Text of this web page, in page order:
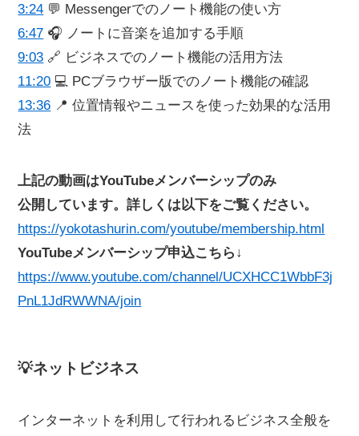
3:24 💬 Messengerでのノート機能の使い方
6:47 🎧 ノートに音楽を追加する手順
9:03 🔗 ビジネスでのノート機能の活用方法
11:20 💻 PCブラウザー版でのノート機能の確認
13:36 📍 位置情報やニュースを使った効果的な活用
法
上記の動画はYouTubeメンバーシップのみ
公開しています。詳しくは以下をご覧ください。
https://yokotashurin.com/youtube/membership.html
YouTubeメンバーシップ申込こちら↓
https://www.youtube.com/channel/UCXHCC1WbbF3j
PnL1JdRWWNA/join
💡ネットビジネス
インターネットを利用して行われるビジネス全般を